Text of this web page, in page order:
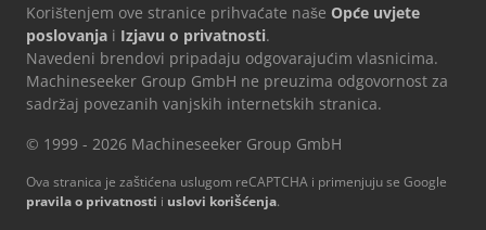
Korištenjem ove stranice prihvaćate naše Opće uvjete
poslovanja i Izjavu o privatnosti.
Navedeni brendovi pripadaju odgovarajućim vlasnicima.
Machineseeker Group GmbH ne preuzima odgovornost za
sadržaj povezanih vanjskih internetskih stranica.
© 1999 - 2026 Machineseeker Group GmbH
Ova stranica je zaštićena uslugom reCAPTCHA i primenjuju se Google
pravila o privatnosti i uslovi korišćenja.